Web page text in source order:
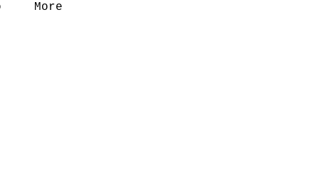
More